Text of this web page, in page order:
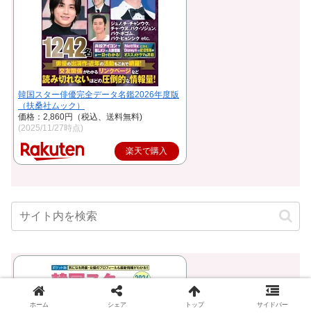
韓国スター俳優完全データ名鑑2026年度版
（扶桑社ムック）
価格：2,860円（税込、送料無料)
(2025/11/27時点)
楽天で購入
ホーム シェア トップ サイドバー